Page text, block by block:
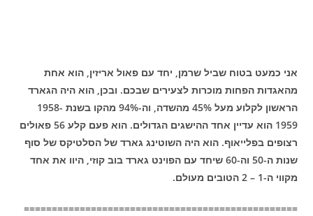
אני כמעט בטוח שביל שרמן, יחד עם פאול אריזין, הוא אחת
מהאגדות הפחות מוכרות לצעירים שבכם. ובכן, הוא היה הגארד
הראשון לקלוע מעל 45% מהשדה, וה-94% מהקו בשנת 1958-
1959 הוא עדיין אחד ההישגים הגדולים. הוא פעם קלע 56 פאולים
רצופים בפלייאוף. הוא היה השוטינג גארד של הסלטיקס של סוף
שנות ה-50 וה-60 שיחד עם הפוינט גארד בוב קוזי, היוו את אחד
מקווי ה-1 – 2 הטובים מעולם.
=================================================